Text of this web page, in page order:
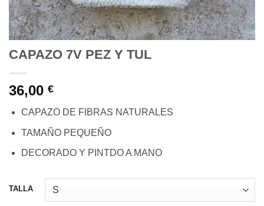
CAPAZO 7V PEZ Y TUL
36,00 €
CAPAZO DE FIBRAS NATURALES
TAMAÑO PEQUEÑO
DECORADO Y PINTDO A MANO
TALLA